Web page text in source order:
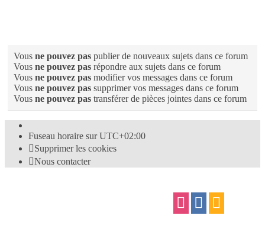
Vous ne pouvez pas publier de nouveaux sujets dans ce forum
Vous ne pouvez pas répondre aux sujets dans ce forum
Vous ne pouvez pas modifier vos messages dans ce forum
Vous ne pouvez pas supprimer vos messages dans ce forum
Vous ne pouvez pas transférer de pièces jointes dans ce forum
Fuseau horaire surUTC+02:00
Supprimer les cookies
Nous contacter